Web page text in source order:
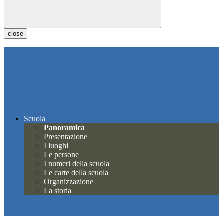
close
Scuola
Panoramica
Presentazione
I luoghi
Le persone
I numeri della scuola
Le carte della scuola
Organizzazione
La storia